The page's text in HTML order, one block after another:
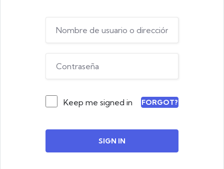
Keep me signed in FORGOT?
SIGN IN